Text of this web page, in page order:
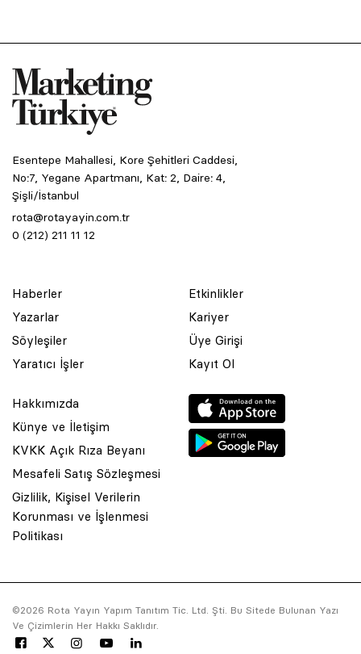
Esentepe Mahallesi, Kore Şehitleri Caddesi,
No:7, Yegane Apartmanı, Kat: 2, Daire: 4,
Şişli/İstanbul
rota@rotayayin.com.tr
0 (212) 211 11 12
Haberler
Yazarlar
Söyleşiler
Yaratıcı İşler
Etkinlikler
Kariyer
Üye Girişi
Kayıt Ol
Hakkımızda
Künye ve İletişim
KVKK Açık Rıza Beyanı
Mesafeli Satış Sözleşmesi
Gizlilik, Kişisel Verilerin
Korunması ve İşlenmesi
Politikası
©2026 Rota Yayın Yapım Tanıtım Tic. Ltd. Şti. Bu Sitede Bulunan Yazı
Ve Çizimlerin Her Hakkı Saklıdır.
© 2001 Rota Yayın Yapım Tanıtım Tic. Ltd. Şti. Bu Sitede Bulunan
Asquared WordPress Agencytarafından tasarlanmış ve